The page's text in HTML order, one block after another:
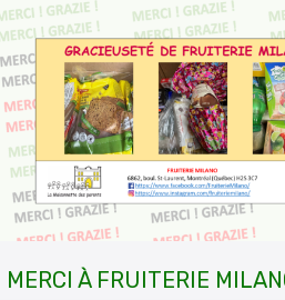
MERCI À FRUITERIE